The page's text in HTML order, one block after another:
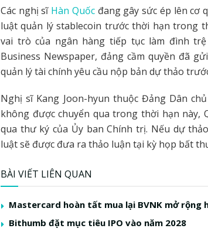
Các nghị sĩ Hàn Quốcđang gây sức ép lên cơ
luật quản lý stablecoin trước thời hạn trong
vai trò của ngân hàng tiếp tục làm đình
Business Newspaper, đảng cầm quyền đã
quản lý tài chính yêu cầu nộp bản dự thảo
Nghị sĩ Kang Joon-hyun thuộc Đảng Dân
không được chuyển qua trong thời hạn này,
qua thư ký của Ủy ban Chính trị. Nếu dự
luật sẽ được đưa ra thảo luận tại kỳ họp bất
BÀI VIẾT LIÊN QUAN
Mastercard hoàn tất mua lại BVNK mở rộng
Bithumb đặt mục tiêu IPO vào năm 2028